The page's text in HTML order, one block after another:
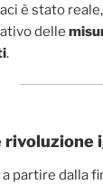
è stato
delle
.
rivoluzione
partire dalla